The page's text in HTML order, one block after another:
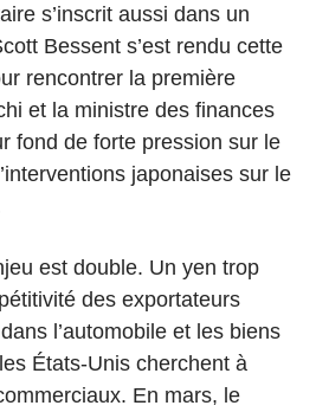
s’inscrit aussi dans un
Bessent s’est rendu cette
rencontrer la première
et la ministre des finances
fond de forte pression sur le
japonaises sur le
est double. Un yen trop
des exportateurs
l’automobile et les biens
États-Unis cherchent à
En mars, le